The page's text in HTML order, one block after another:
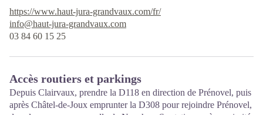
https://www.haut-jura-grandvaux.com/fr/
info@haut-jura-grandvaux.com
03 84 60 15 25
Accès routiers et parkings
Depuis Clairvaux, prendre la D118 en direction de Prénovel, puis
après Châtel-de-Joux emprunter la D308 pour rejoindre Prénovel,